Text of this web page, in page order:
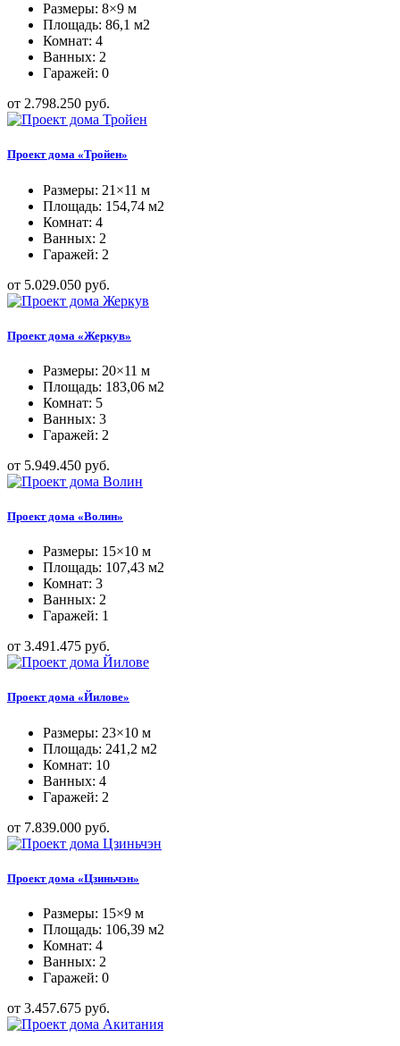
Размеры: 8×9 м
Площадь: 86,1 м2
Комнат: 4
Ванных: 2
Гаражей: 0
от 2.798.250 руб.
Проект дома «Тройен»
Размеры: 21×11 м
Площадь: 154,74 м2
Комнат: 4
Ванных: 2
Гаражей: 2
от 5.029.050 руб.
Проект дома «Жеркув»
Размеры: 20×11 м
Площадь: 183,06 м2
Комнат: 5
Ванных: 3
Гаражей: 2
от 5.949.450 руб.
Проект дома «Волин»
Размеры: 15×10 м
Площадь: 107,43 м2
Комнат: 3
Ванных: 2
Гаражей: 1
от 3.491.475 руб.
Проект дома «Йилове»
Размеры: 23×10 м
Площадь: 241,2 м2
Комнат: 10
Ванных: 4
Гаражей: 2
от 7.839.000 руб.
Проект дома «Цзиньчэн»
Размеры: 15×9 м
Площадь: 106,39 м2
Комнат: 4
Ванных: 2
Гаражей: 0
от 3.457.675 руб.